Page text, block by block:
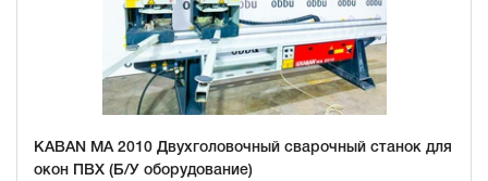
KABAN MA 2010 Двухголовочный сварочный станок для
окон ПВХ (Б/У оборудование)